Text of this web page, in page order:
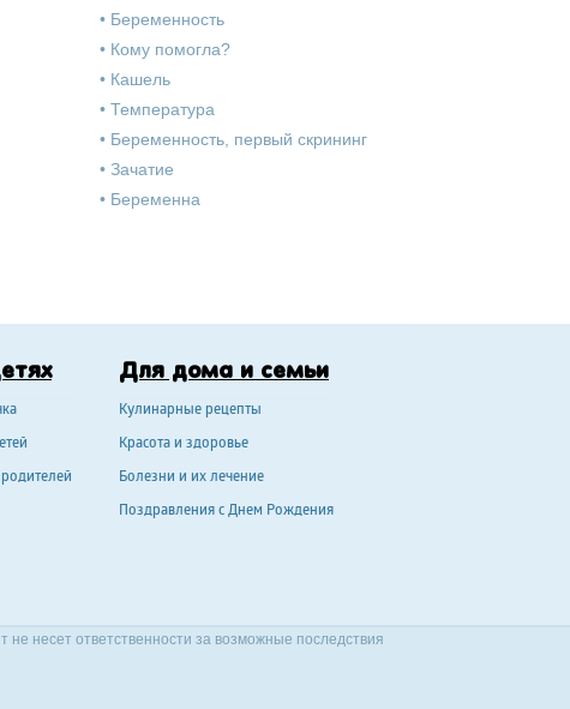
• Беременность
• Кому помогла?
• Кашель
• Температура
• Беременность, первый скрининг
• Зачатие
• Беременна
Для дома и семьи
Кулинарные рецепты
Красота и здоровье
Болезни и их лечение
Поздравления с Днем Рождения
несет ответственности за возможные последствия